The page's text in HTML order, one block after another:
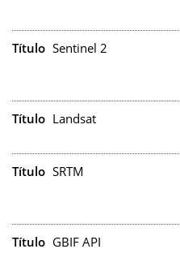
Título Sentinel 2
Título Landsat
Título SRTM
Título GBIF API